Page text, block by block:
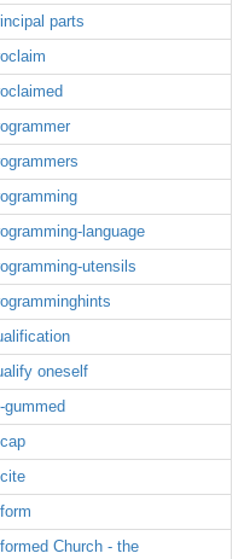
parts
language
utensils
oneself
gummed
Church - the